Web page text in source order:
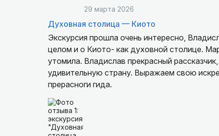
29 марта 2026
Духовная столица — Киото
Экскурсия прошла очень интересно,
целом и о Киото- как духовной столице.
утомила. Владислав прекрасный
удивительную страну. Выражаем свою
прерасноги гида.